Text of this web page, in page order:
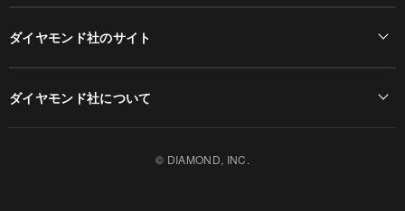
ダイヤモンド社のサイト
ダイヤモンド社について
© DIAMOND, INC.